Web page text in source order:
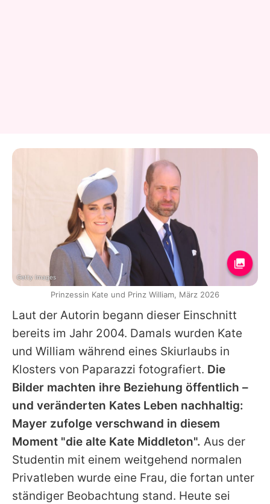
Laut der Autorin begann dieser Einschnitt
bereits im Jahr 2004. Damals wurden Kate
und William während eines Skiurlaubs in
Klosters von Paparazzi fotografiert. Die
Bilder machten ihre Beziehung öffentlich –
und veränderten Kates Leben nachhaltig:
Mayer zufolge verschwand in diesem
Moment "die alte Kate Middleton". Aus der
Studentin mit einem weitgehend normalen
Privatleben wurde eine Frau, die fortan unter
ständiger Beobachtung stand. Heute sei
Getty Images
Prinzessin Kate und Prinz William, März 2026